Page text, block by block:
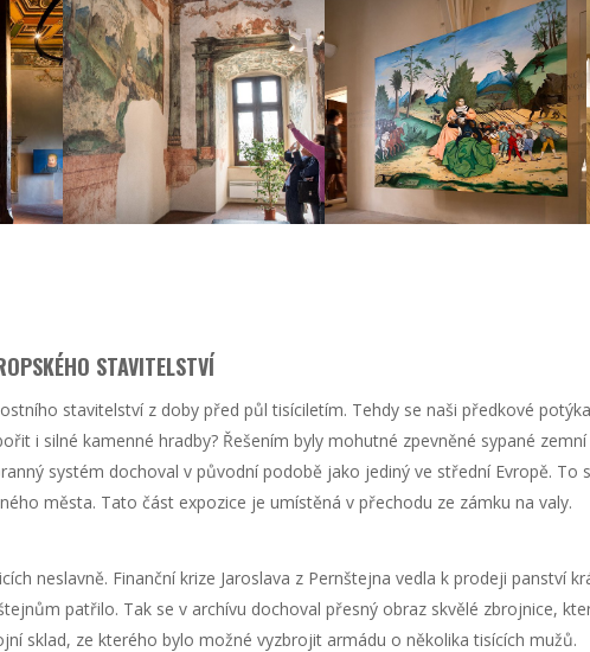
STAVITELSTVÍ
stavitelství z doby před půl tisíciletím. Tehdy se naši předkové
i silné kamenné hradby? Řešením byly mohutné zpevněné sypané
systém dochoval v původní podobě jako jediný ve střední Evropě.
města. Tato část expozice je umístěná v přechodu ze zámku na valy.
neslavně. Finanční krize Jaroslava z Pernštejna vedla k prodeji panství
patřilo. Tak se v archívu dochoval přesný obraz skvělé zbrojnice,
sklad, ze kterého bylo možné vyzbrojit armádu o několika tisících mužů.